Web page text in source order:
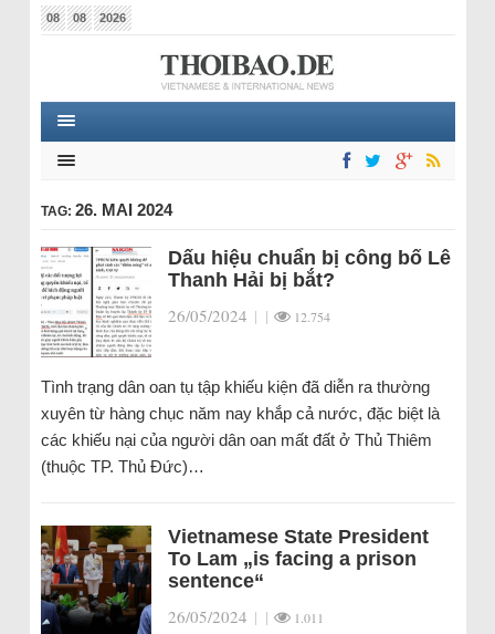
08 08 2026
TAG: 26. MAI 2024
Dấu hiệu chuẩn bị công bố Lê
Thanh Hải bị bắt?
26/05/2024 | | 12.754
Tình trạng dân oan tụ tập khiếu kiện đã diễn ra thường
xuyên từ hàng chục năm nay khắp cả nước, đặc biệt là
các khiếu nại của người dân oan mất đất ở Thủ Thiêm
(thuộc TP. Thủ Đức)…
Vietnamese State President
To Lam „is facing a prison
sentence“
26/05/2024 | | 1.011